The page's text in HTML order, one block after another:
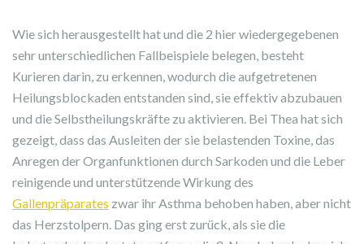
Wie sich herausgestellt hat und die 2 hier wiedergegebenen
sehr unterschiedlichen Fallbeispiele belegen, besteht
Kurieren darin, zu erkennen, wodurch die aufgetretenen
Heilungsblockaden entstanden sind, sie effektiv abzubauen
und die Selbstheilungskräfte zu aktivieren. Bei Thea hat sich
gezeigt, dass das Ausleiten der sie belastenden Toxine, das
Anregen der Organfunktionen durch Sarkoden und die Leber
reinigende und unterstützende Wirkung des
Gallenpräparates zwar ihr Asthma behoben haben, aber nicht
das Herzstolpern. Das ging erst zurück, als sie die